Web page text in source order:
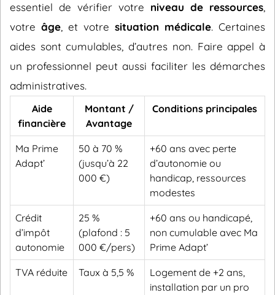
essentiel de vérifier votre niveau de ressources
votre âge , et votre situation médicale. Certaines
aides sont cumulables, d’autres non. Faire appel à
un professionnel peut aussi faciliter les démarches
administratives.
Aide
financière
Montant /
Avantage
Conditions principales
Ma Prime
Adapt’
50 à 70 %
(jusqu’à 22
000 €)
+60 ans avec perte
d’autonomie ou
handicap, ressources
modestes
Crédit
d’impôt
autonomie
25 %
(plafond : 5
000 €/pers)
+60 ans ou handicapé,
non cumulable avec Ma
Prime Adapt’
TVA réduite Taux à 5,5 %
Logement de +2 ans,
installation par un pro